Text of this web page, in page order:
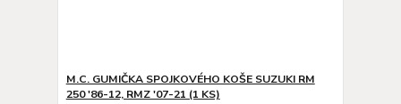
M.C. GUMIČKA SPOJKOVÉHO KOŠE SUZUKI RM
250 '86-12, RMZ '07-21 (1 KS)